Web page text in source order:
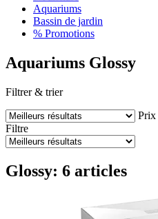
Aquariums
Bassin de jardin
% Promotions
Aquariums Glossy
Filtrer & trier
Prix
Filtre
Glossy: 6 articles